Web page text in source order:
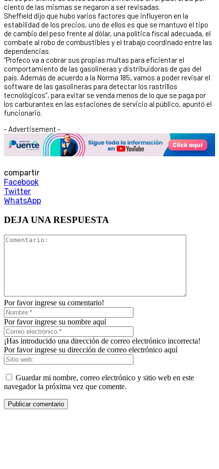
ciento de las mismas se negaron a ser revisadas.
Sheffield dijo que hubo varios factores que influyeron en la
estabilidad de los precios, uno de ellos es que se mantuvo el tipo
de cambio del peso frente al dólar, una política fiscal adecuada, el
combate al robo de combustibles y el trabajo coordinado entre las
dependencias.
“Profeco va a cobrar sus propias multas para eficientar el
comportamiento de las gasolineras y distribuidoras de gas del
país. Además de acuerdo a la Norma 185, vamos a poder revisar el
software de las gasolineras para detectar los rastrillos
tecnológicos”, para evitar se venda menos de lo que se paga por
los carburantes en las estaciones de servicio al público, apuntó el
funcionario.
- Advertisement -
compartir
Facebook
Twitter
WhatsApp
DEJA UNA RESPUESTA
Por favor ingrese su comentario!
Por favor ingrese su nombre aquí
¡Has introducido una dirección de correo electrónico incorrecta!
Por favor ingrese su dirección de correo electrónico aquí
Guardar mi nombre, correo electrónico y sitio web en este
navegador la próxima vez que comente.